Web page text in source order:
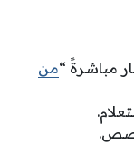
مباشرةً “من